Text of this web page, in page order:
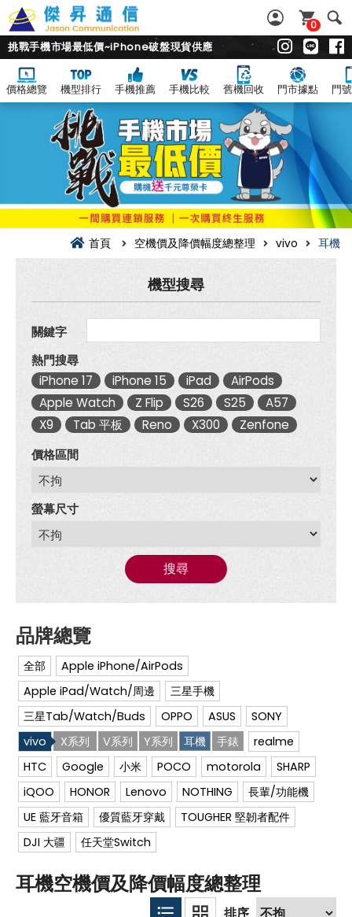
耳
價
幅
度
0
挑戰手機市場最低價~iPhone破盤現貨供應
價格總覽 機型排行 手機推薦 手機比較 舊機回收 門市據點 門
首頁 空機價及降價幅度總整理 vivo 耳機
機型搜尋
關鍵字
熱門搜尋
iPhone 17
iPhone 15 iPad
AirPods
Apple Watch
Z Flip S26 S25
A57
X9
Tab 平板 Reno X300
Zenfone
價格區間
螢幕尺寸
搜尋
全部
Apple iPhone/AirPods
Apple iPad/Watch/周邊
三星手機
三星Tab/Watch/Buds
OPPO ASUS
SONY
vivo
X系列 V系列 Y系列 耳機 手錶
realme
HTC
Google 小米 POCO motorola
SHARP
iQOO
HONOR Lenovo NOTHING
長輩/功能機
UE 藍牙音箱
優質藍牙穿戴
TOUGHER 堅韌者配件
DJI 大疆
任天堂Switch
耳機空機價及降價幅度總整理